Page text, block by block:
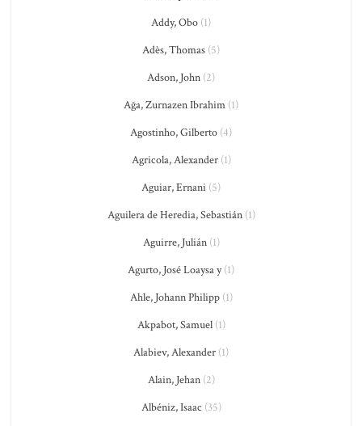
Addy, Obo (1)
Adès, Thomas (5)
Adson, John (2)
Ağa, Zurnazen Ibrahim (1)
Agostinho, Gilberto (4)
Agricola, Alexander(1)
Aguiar, Ernani (5)
Aguilera de Heredia, Sebastián(1)
Aguirre, Julián(1)
Agurto, José Loaysa y(1)
Ahle, Johann Philipp(1)
Akpabot, Samuel(1)
Alabiev, Alexander (1)
Alain, Jehan(2)
Albéniz, Isaac (35)